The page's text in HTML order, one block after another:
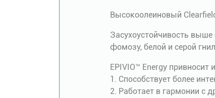
Высокоолеиновый
Засухоустойчивость
фомозу, белой и серой
EPIVIO™ Energy
1. Способствует более
2. Работает в гармонии с